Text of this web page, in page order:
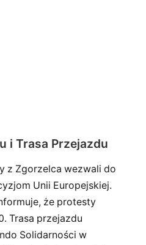
i Trasa Przejazdu
z Zgorzelca wezwali do
Unii Europejskiej.
że protesty
Trasa przejazdu
Solidarności w